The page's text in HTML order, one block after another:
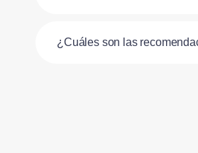
¿Cuáles son las